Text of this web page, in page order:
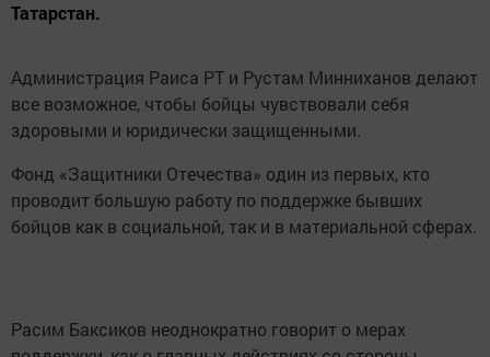
Татарстан.
Администрация Раиса РТ и Рустам Минниханов делают
все возможное, чтобы бойцы чувствовали себя
здоровыми и юридически защищенными.
Фонд «Защитники Отечества» один из первых, кто
проводит большую работу по поддержке бывших
бойцов как в социальной, так и в материальной сферах.
Расим Баксиков неоднократно говорит о мерах